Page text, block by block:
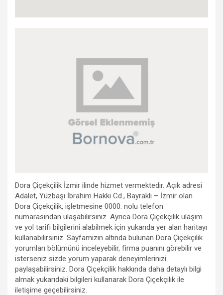
Dora Çiçekçilik İzmir ilinde hizmet vermektedir. Açık adresi
Adalet, Yüzbaşı İbrahim Hakkı Cd., Bayraklı – İzmir olan
Dora Çiçekçilik, işletmesine 0000. nolu telefon
numarasından ulaşabilirsiniz. Ayrıca Dora Çiçekçilik ulaşım
ve yol tarifi bilgilerini alabilmek için yukarıda yer alan haritayı
kullanabilirsiniz. Sayfamızın altında bulunan Dora Çiçekçilik
yorumları bölümünü inceleyebilir, firma puanını görebilir ve
isterseniz sizde yorum yaparak deneyimlerinizi
paylaşabilirsiniz. Dora Çiçekçilik hakkında daha detaylı bilgi
almak yukarıdaki bilgileri kullanarak Dora Çiçekçilik ile
iletişime geçebilirsiniz.